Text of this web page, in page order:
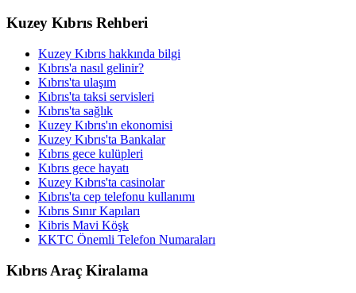
Kuzey Kıbrıs Rehberi
Kuzey Kıbrıs hakkında bilgi
Kıbrıs'a nasıl gelinir?
Kıbrıs'ta ulaşım
Kıbrıs'ta taksi servisleri
Kıbrıs'ta sağlık
Kuzey Kıbrıs'ın ekonomisi
Kuzey Kıbrıs'ta Bankalar
Kıbrıs gece kulüpleri
Kıbrıs gece hayatı
Kuzey Kıbrıs'ta casinolar
Kıbrıs'ta cep telefonu kullanımı
Kıbrıs Sınır Kapıları
Kibris Mavi Köşk
KKTC Önemli Telefon Numaraları
Kıbrıs Araç Kiralama